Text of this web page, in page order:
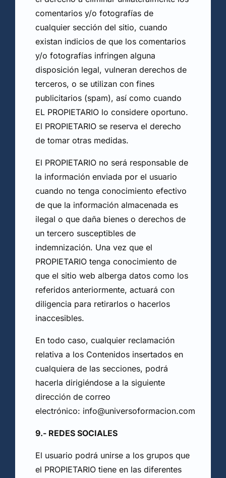
comentarios y/o fotografías de
cualquier sección del sitio, cuando
existan indicios de que los comentarios
y/o fotografías infringen alguna
disposición legal, vulneran derechos de
terceros, o se utilizan con fines
publicitarios (spam), así como cuando
EL PROPIETARIO lo considere oportuno.
El PROPIETARIO se reserva el derecho
de tomar otras medidas.
El PROPIETARIO no será responsable de
la información enviada por el usuario
cuando no tenga conocimiento efectivo
de que la información almacenada es
ilegal o que daña bienes o derechos de
un tercero susceptibles de
indemnización. Una vez que el
PROPIETARIO tenga conocimiento de
que el sitio web alberga datos como los
referidos anteriormente, actuará con
diligencia para retirarlos o hacerlos
inaccesibles.
En todo caso, cualquier reclamación
relativa a los Contenidos insertados en
cualquiera de las secciones, podrá
hacerla dirigiéndose a la siguiente
dirección de correo
electrónico: info@universoformacion.com
9.- REDES SOCIALES
El usuario podrá unirse a los grupos que
el PROPIETARIO tiene en las diferentes